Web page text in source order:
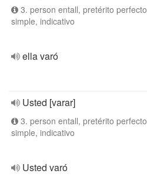
3. person entall, pretérito perfecto
simple, indicativo
ella varó
Usted [varar]
3. person entall, pretérito perfecto
simple, indicativo
Usted varó